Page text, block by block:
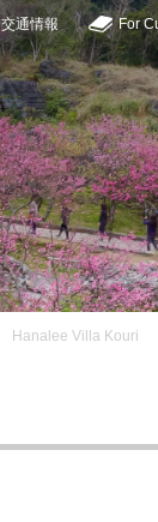
交通情報 For
Hanalee Villa Kouri